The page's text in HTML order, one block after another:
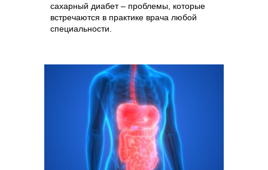
сахарный диабет – проблемы, которые
встречаются в практике врача любой
специальности.